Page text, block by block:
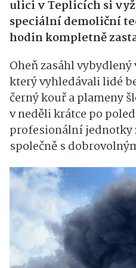
ulici v Teplicích si
speciální demoliční
hodin kompletně
Oheň zasáhl
který vyhledávali lidé
černý kouř a plameny
v neděli krátce po
profesionální jednotky
společně s